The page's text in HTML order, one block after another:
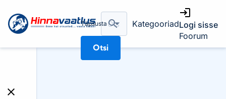
Täpsusta
Otsi
KategooriadLogi sisse
Foorum